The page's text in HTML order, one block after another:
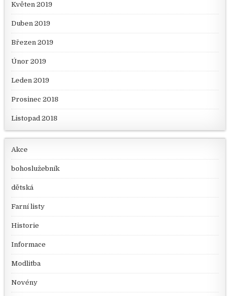
Květen 2019
Duben 2019
Březen 2019
Únor 2019
Leden 2019
Prosinec 2018
Listopad 2018
Akce
bohoslužebník
dětská
Farní listy
Historie
Informace
Modlitba
Novény